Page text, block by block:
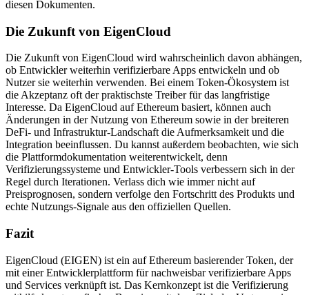
diesen Dokumenten.
Die Zukunft von EigenCloud
Die Zukunft von EigenCloud wird wahrscheinlich davon abhängen,
ob Entwickler weiterhin verifizierbare Apps entwickeln und ob
Nutzer sie weiterhin verwenden. Bei einem Token-Ökosystem ist
die Akzeptanz oft der praktischste Treiber für das langfristige
Interesse. Da EigenCloud auf Ethereum basiert, können auch
Änderungen in der Nutzung von Ethereum sowie in der breiteren
DeFi- und Infrastruktur-Landschaft die Aufmerksamkeit und die
Integration beeinflussen. Du kannst außerdem beobachten, wie sich
die Plattformdokumentation weiterentwickelt, denn
Verifizierungssysteme und Entwickler-Tools verbessern sich in der
Regel durch Iterationen. Verlass dich wie immer nicht auf
Preisprognosen, sondern verfolge den Fortschritt des Produkts und
echte Nutzungs-Signale aus den offiziellen Quellen.
Fazit
EigenCloud (EIGEN) ist ein auf Ethereum basierender Token, der
mit einer Entwicklerplattform für nachweisbar verifizierbare Apps
und Services verknüpft ist. Das Kernkonzept ist die Verifizierung